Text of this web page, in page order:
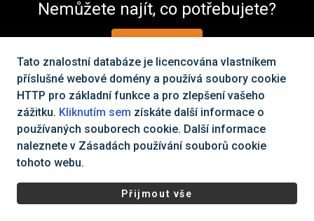
Nemůžete najít, co potřebujete?
Všechna práva vyhrazena Cinema City Česká republika2026
Všeobecné obchodní podmínky |
Ochrana osobních údajů a
cookies
Tato znalostní databáze je licencována vlastníkem
příslušné webové domény a používá soubory cookie
HTTP pro základní funkce a pro zlepšení vašeho
zážitku. Kliknutím sem získáte další informace o
používaných souborech cookie. Další informace
naleznete v Zásadách používání souborů cookie
tohoto webu.
Přijmout vše